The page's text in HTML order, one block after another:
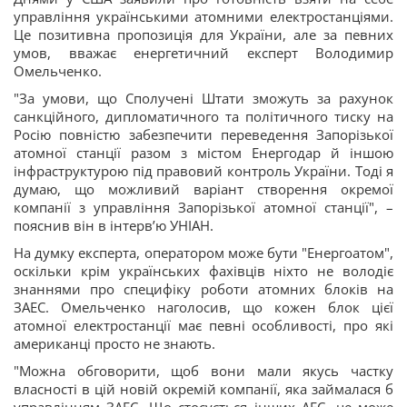
управління українськими атомними електростанціями.
Це позитивна пропозиція для України, але за певних
умов, вважає енергетичний експерт Володимир
Омельченко.
"За умови, що Сполучені Штати зможуть за рахунок
санкційного, дипломатичного та політичного тиску на
Росію повністю забезпечити переведення Запорізької
атомної станції разом з містом Енергодар й іншою
інфраструктурою під правовий контроль України. Тоді я
думаю, що можливий варіант створення окремої
компанії з управління Запорізької атомної станції", –
пояснив він в інтервʼю УНІАН.
На думку експерта, оператором може бути "Енергоатом",
оскільки крім українських фахівців ніхто не володіє
знаннями про специфіку роботи атомних блоків на
ЗАЕС. Омельченко наголосив, що кожен блок цієї
атомної електростанції має певні особливості, про які
американці просто не знають.
"Можна обговорити, щоб вони мали якусь частку
власності в цій новій окремій компанії, яка займалася б